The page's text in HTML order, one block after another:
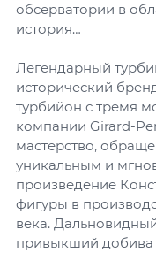
обсерватории в
история…
Легендарный
исторический
турбийон с тремя
компании Girard-
мастерство,
уникальным и
произведение
фигуры в
века.
привыкший